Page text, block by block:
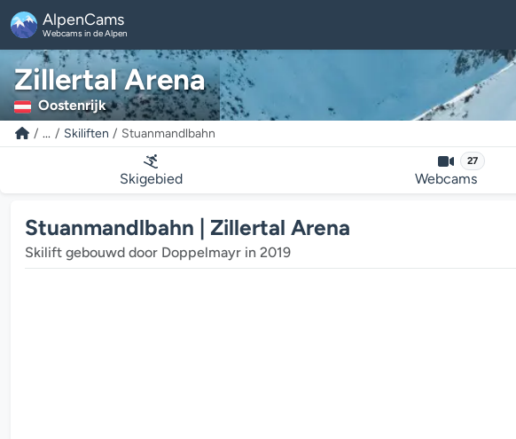
AlpenCams
Webcams in de Alpen
Zillertal Arena
Oostenrijk
... Skiliften Stuanmandlbahn
Skigebied
27
Webcams
Stuanmandlbahn | Zillertal Arena
Skilift gebouwd door Doppelmayr in 2019